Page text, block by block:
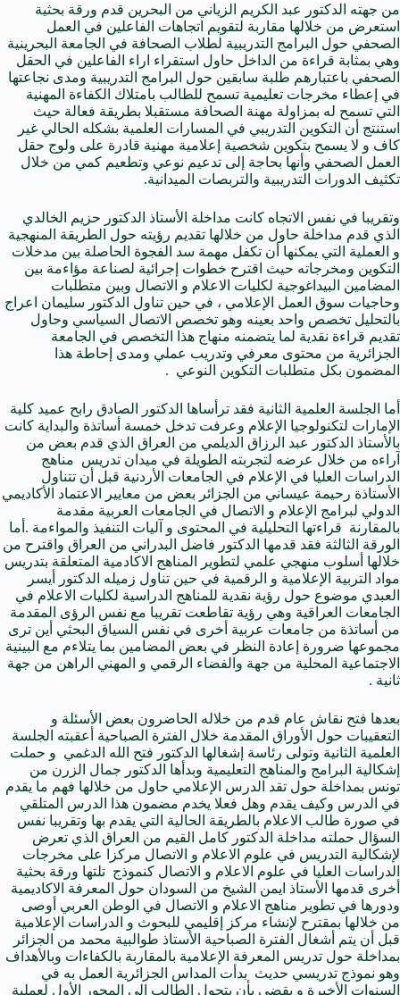
من جهته الدكتور عبد الكريم الزياني من البحرين قدم ورقة بحثية
استعرض من خلالها مقاربة لتقويم اتجاهات الفاعلين في العمل
الصحفي حول البرامج التدريبية لطلاب الصحافة في الجامعة البحرينية
وهي بمثابة قراءة من الداخل حاول استقراء اراء الفاعلين في الحقل
الصحفي باعتبارهم طلبة سابقين حول البرامج التدريبية ومدى نجاعتها
في إعطاء مخرجات تعليمية تسمح للطالب بامتلاك الكفاءة المهنية
التي تسمح له بمزاولة مهنة الصحافة مستقبلا بطريقة فعالة حيث
استنتج أن التكوين التدريبي في المسارات العلمية بشكله الحالي غير
كاف و لا يسمح بتكوين شخصية إعلامية مهنية قادرة على ولوج حقل
العمل الصحفي وأنها بحاجة إلى تدعيم نوعي وتطعيم كمي من خلال
تكثيف الدورات التدريبية والتربصات الميدانية.
وتقريبا في نفس الاتجاه كانت مداخلة الأستاذ الدكتور حزيم الخالدي
الذي قدم مداخلة حاول من خلالها تقديم رؤيته حول الطريقة المنهجية
و العملية التي يمكنها أن تكفل مهمة سد الفجوة الحاصلة بين مدخلات
التكوين ومخرجاته حيث اقترح خطوات إجرائية لصناعة مؤاءمة بين
المضامين البيداغوجية لكليات الاعلام و الاتصال وبين متطلبات
وحاجيات سوق العمل الإعلامي ، في حين تناول الدكتور سليمان اعراج
بالتحليل تخصص واحد بعينه وهو تخصص الاتصال السياسي وحاول
تقديم قراءة نقدية لما يتضمنه منهاج هذا التخصص في الجامعة
الجزائرية من محتوى معرفي وتدريب عملي ومدى إحاطة هذا
المضمون بكل متطلبات التكوين النوعي .
أما الجلسة العلمية الثانية فقد ترأساها الدكتور الصادق رابح عميد كلية
الإمارات لتكنولوجيا الإعلام وعرفت تدخل خمسة أساتذة والبداية كانت
بالأستاذ الدكتور عبد الرزاق الديلمي من العراق الذي قدم بعض من
آراءه من خلال عرضه لتجربته الطويلة في ميدان تدريس مناهج
الدراسات العليا في الإعلام في الجامعات الأردنية قبل أن تتناول
الأستاذة رحيمة عيساني من الجزائر بعض من معايير الاعتماد الأكاديمي
الدولي لبرامج الإعلام و الاتصال في الجامعات العربية مقدمة
بالمقارنة قراءتها التحليلية في المحتوى و آليات التنفيذ والمواءمة .أما
الورقة الثالثة فقد قدمها الدكتور فاضل البدراني من العراق واقترح من
خلالها أسلوب منهجي علمي لتطوير المناهج الاكادمية المتعلقة بتدريس
مواد التربية الإعلامية و الرقمية في حين تناول زميله الدكتور أيسر
العبدي موضوع حول رؤية نقدية للمناهج الدراسية لكليات الاعلام في
الجامعات العراقية وهي رؤية تقاطعت تقريبا مع نفس الرؤى المقدمة
من أساتذة من جامعات عربية أخرى في نفس السياق البحثي أين ترى
مجموعها ضرورة إعادة النظر في بعض المضامين بما يتلاءم مع البينية
الاجتماعية المحلية من جهة والفضاء الرقمي و المهني الراهن من جهة
ثانية .
بعدها فتح نقاش عام قدم من خلاله الحاضرون بعض الأسئلة و
التعقيبات حول الأوراق المقدمة خلال الفترة الصباحية أعقبته الجلسة
العلمية الثانية وتولى رئاسة إشغالها الدكتور فتح الله الدغمي و حملت
إشكالية البرامج والمناهج التعليمية وبدأها الدكتور جمال الزرن من
تونس بمداخلة حول تقد الدرس الإعلامي حاول من خلالها فهم ما يقدم
في الدرس وكيف يقدم وهل فعلا يخدم مضمون هذا الدرس المتلقي
في صورة طالب الاعلام بالطريقة الحالية التي يقدم بها وتقريبا نفس
السؤال حملته مداخلة الدكتور كامل القيم من العراق الذي تعرض
لإشكالية التدريس في علوم الاعلام و الاتصال مركزا على مخرجات
الدراسات العليا في علوم الاعلام و الاتصال كنموذج تلتها ورقة بحثية
أخرى قدمها الأستاذ ايمن الشيخ من السودان حول المعرفة الاكاديمية
ودورها في تطوير مناهج الاعلام و الاتصال في الوطن العربي أوصى
من خلالها بمقترح لإنشاء مركز إقليمي للبحوث و الدراسات الإعلامية
قبل أن يتم أشغال الفترة الصباحية الأستاذ طوالبية محمد من الجزائر
بمداخلة حول تدريس المعرفة الإعلامية بالمقاربة بالكفاءات وبالأهداف
وهو نموذج تدريسي حديث بدأت المداس الجزائرية العمل به في
السنوات الأخيرة و يقضي بأن يتحول الطالب إلى المحور الأول لعملية